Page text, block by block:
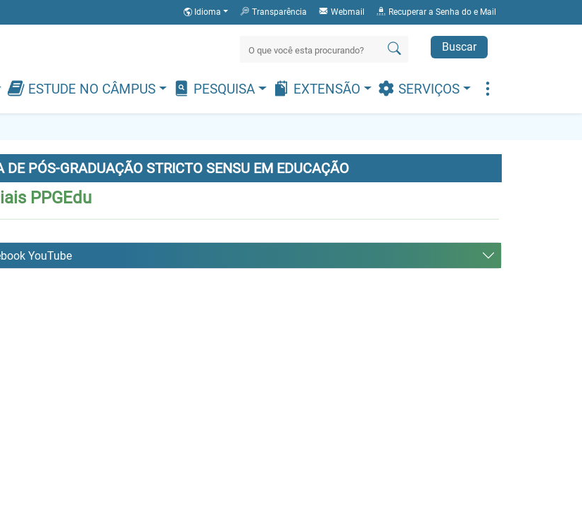
Idioma Transparência Webmail Recuperar a Senha do e Mail
Buscar
ESTUDE NO CÂMPUS PESQUISA EXTENSÃO SERVIÇOS
DE PÓS-GRADUAÇÃO STRICTO SENSU EM EDUCAÇÃO
PPGEdu
YouTube